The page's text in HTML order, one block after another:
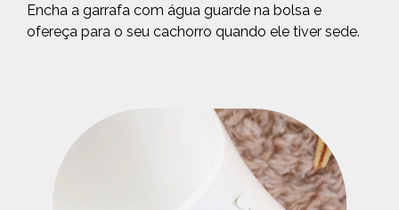
Encha a garrafa com água guarde na bolsa e
ofereça para o seu cachorro quando ele tiver sede.